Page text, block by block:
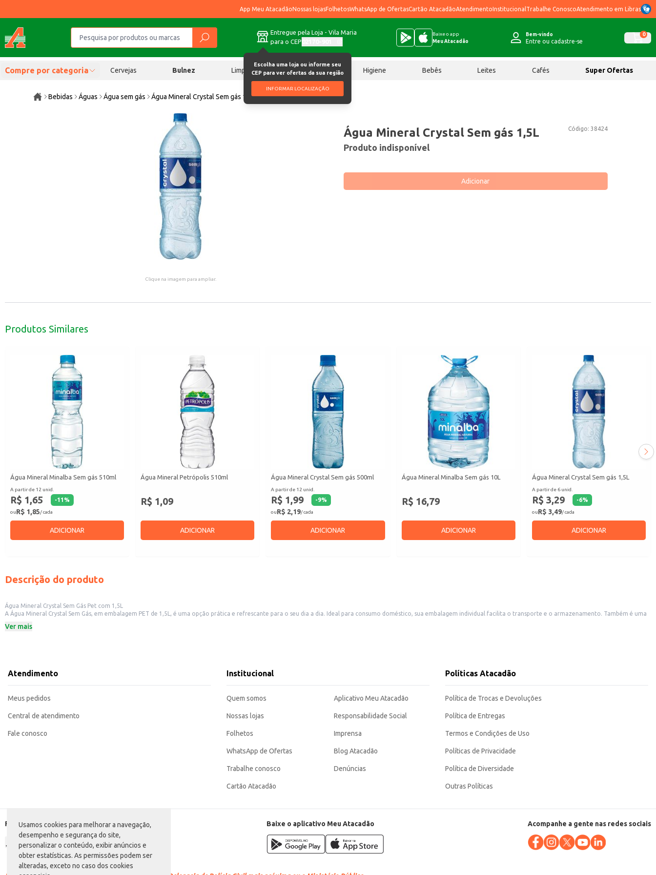
Usamos cookies para melhorar a navegação,
desempenho e segurança do site,
personalizar o conteúdo, exibir anúncios e
obter estatísticas. As permissões podem ser
alteradas, exceto no caso dos cookies
App Meu AtacadãoNossas lojasFolhetosWhatsApp de OfertasCartão AtacadãoAtendimentoInstitucional Trabalhe ConoscoAtendimento em Libras
Entregue pela Loja - Vila Maria
para o CEP
Escolha uma loja ou informe seu
CEP para ver ofertas da sua região
INFORMAR LOCALIZAÇÃO
Baixe o app
Meu Atacadão
Bem-vindo
Entre ou cadastre-se
0
Compre por categoria Cervejas Bulnez Limpeza Chocolates Higiene Bebês Leites Cafés Super Ofertas
Bebidas Águas Água sem gás Água Mineral Crystal Sem gás 1,5L
Clique na imagem para ampliar.
Código: 38424
Água Mineral Crystal Sem gás 1,5L
Produto indisponível
Adicionar
Produtos Similares
Água Mineral Minalba Sem gás 510ml
A partir de 12 unid.
R$ 1,65 -11 %
ouR$ 1,85/ cada
ADICIONAR
Água Mineral Petrópolis 510ml
R$ 1,09
ADICIONAR
Água Mineral Crystal Sem gás 500ml
A partir de 12 unid.
R$ 1,99 -9%
ouR$ 2,19/ cada
ADICIONAR
Água Mineral Minalba Sem gás 10L
R$ 16,79
ADICIONAR
Água Mineral Crystal Sem gás 1,5L
A partir de 6 unid.
R$ 3,29 -6%
ouR$ 3,49/ cada
ADICIONAR
Descrição do produto
Água Mineral Crystal Sem Gás Pet com 1,5L
A Água Mineral Crystal Sem Gás, em embalagem PET de 1,5L, é uma opção prática e refrescante para o seu dia a dia. Ideal para consumo doméstico, sua embalagem individual facilita o transporte e o armazenamento. Também é uma
Embalagem PET de 1,5L.
Ideal para uso em máquinas de água.
A Água Mineral Crystal Sem Gás oferece praticidade e hidratação, sendo uma escolha inteligente para quem busca qualidade e conveniência em uma embalagem de tamanho ideal para diversas ocasiões.
Ver mais
Atendimento
Meus pedidos
Central de atendimento
Fale conosco
Institucional
Quem somos
Nossas lojas
Folhetos
WhatsApp de Ofertas
Trabalhe conosco
Cartão Atacadão
Aplicativo Meu Atacadão
Responsabilidade Social
Imprensa
Blog Atacadão
Denúncias
Políticas Atacadão
Política de Trocas e Devoluções
Política de Entregas
Termos e Condições de Uso
Políticas de Privacidade
Política de Diversidade
Outras Políticas
Formas de pagamento Baixe o aplicativo Meu Atacadão Acompanhe a gente nas redes sociais